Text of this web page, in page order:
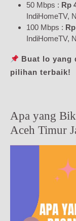
50 Mbps : Rp
IndiHomeTV,
100 Mbps :
IndiHomeTV,
Buat lo yang
pilihan terbaik!
Apa yang
Aceh Timur